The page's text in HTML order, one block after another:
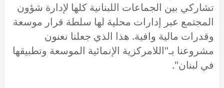
تشاركي بين الجماعات اللبنانية كلها لإدارة شؤون
المجتمع عبر إدارات محلية لها سلطة قرار موسعة
وقدرات مالية وافية. هذا الذي جعلنا نعنون
مشروعنا بـ"اللامركزية الإنمائية الموسعة وتطبيقها
في لبنان".